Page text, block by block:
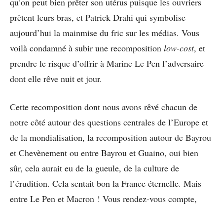
prêtent leurs bras, et Patrick Drahi qui symbolise
aujourd’hui la mainmise du fric sur les médias. Vous
voilà condamné à subir une recomposition low-cost, et
prendre le risque d’offrir à Marine Le Pen l’adversaire
dont elle rêve nuit et jour.
Cette recomposition dont nous avons rêvé chacun de
notre côté autour des questions centrales de l’Europe et
de la mondialisation, la recomposition autour de Bayrou
et Chevènement ou entre Bayrou et Guaino, oui bien
sûr, cela aurait eu de la gueule, de la culture de
l’érudition. Cela sentait bon la France éternelle. Mais
entre Le Pen et Macron ! Vous rendez-vous compte,